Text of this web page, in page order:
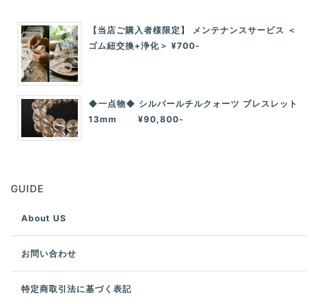
【当店ご購入者様限定】 メンテナンスサービス ＜
ゴム紐交換+浄化＞ ¥700-
◆一点物◆ シルバールチルクォーツ ブレスレット
13mm ¥90,800-
GUIDE
About US
お問い合わせ
特定商取引法に基づく表記